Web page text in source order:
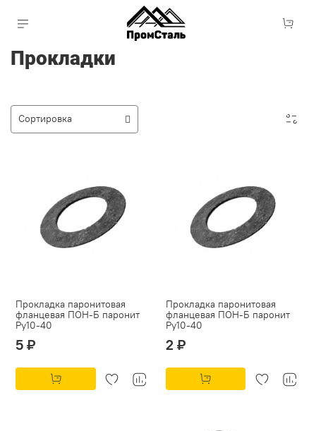
Прокладки
Прокладка паронитовая
фланцевая ПОН-Б паронит
Py10-40
5 ₽
Прокладка паронитовая
фланцевая ПОН-Б паронит
Py10-40
2 ₽